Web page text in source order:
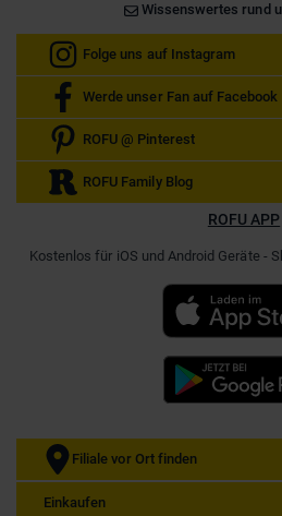
Wissenswertes rund
Folge uns auf Instagram
Werde unser Fan auf Facebook
ROFU @ Pinterest
ROFU Family Blog
ROFU APP
Kostenlos für iOS und Android Geräte -
Filiale vor Ort finden
Einkaufen